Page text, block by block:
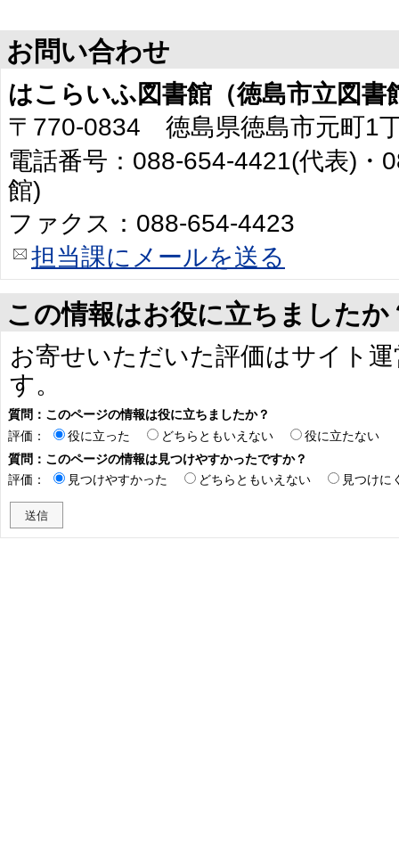
お問い合わせ
はこらいふ図書館（徳島市立図書
〒770-0834 徳島県徳島市元町1
電話番号：088-654-4421(代表)・
館)
ファクス：088-654-4423
担当課にメールを送る
この情報はお役に立ちましたか
お寄せいただいた評価はサイト
す。
質問：このページの情報は役に立ちましたか？
評価：
役に立った どちらともいえない
役に立たない
質問：このページの情報は見つけやすかったですか？
評価：
見つけやすかった どちらともいえない 見つけに